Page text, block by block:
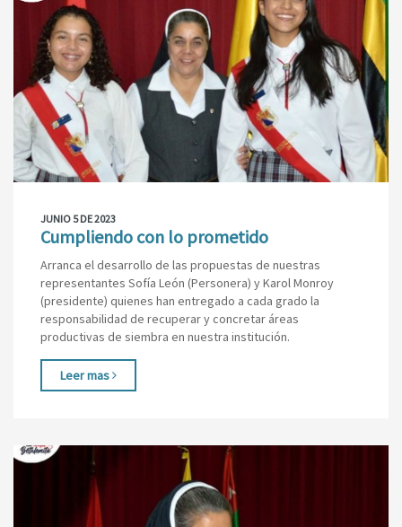
JUNIO 5 DE 2023
Cumpliendo con lo prometido
Arranca el desarrollo de las propuestas de nuestras
representantes Sofía León (Personera) y Karol Monroy
(presidente) quienes han entregado a cada grado la
responsabilidad de recuperar y concretar áreas
productivas de siembra en nuestra institución.
Leer mas